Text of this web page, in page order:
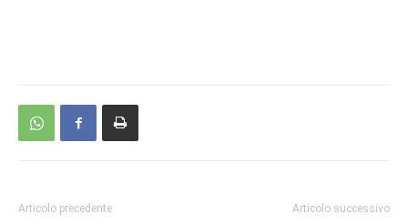
Articolo precedente Articolo successivo